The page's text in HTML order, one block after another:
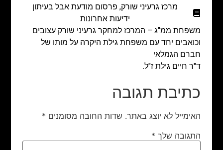
מרכז גרעיני שורק, פרסום מודעת אבל בעיתון
ידיעות אחרונות
משפחת ממ"ג – המרכז למחקר גרעיני שורק עצובים
וכואבים יחד עם משפחת גילת היקרה על מותו של
חברם הגמלאי
ד"ר חיים גילת ז"ל.
כתיבת תגובה
האימייל לא יוצג באתר. שדות החובה מסומנים *
התגובה שלך *